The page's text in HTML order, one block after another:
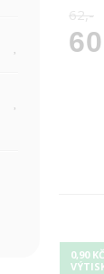
62,-
60
0,90 KČ